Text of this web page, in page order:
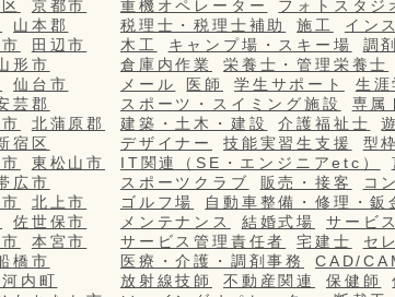
京都市
山本郡
田辺市
形市
仙台市
芸郡
北蒲原郡
宿区
東松山市
広市
北上市
佐世保市
本宮市
橋市
内町
重機オペレーター
フォトスタジ
税理士・税理士補助
施工 イン
木工
キャンプ場・スキー場 調
倉庫内作業
栄養士・管理栄養士
メール
医師 学生サポート 生涯
スポーツ・スイミング施設
専属
建築・土木・建設
介護福祉士
デザイナー
技能実習生支援 型
IT関連（SE・エンジニアetc）
スポーツクラブ
販売・接客 コ
ゴルフ場
自動車整備・修理・鈑
メンテナンス
結婚式場 サービ
サービス管理責任者
宅建士
セ
医療・介護・調剤事務
CAD/
放射線技師
不動産関連 保健師